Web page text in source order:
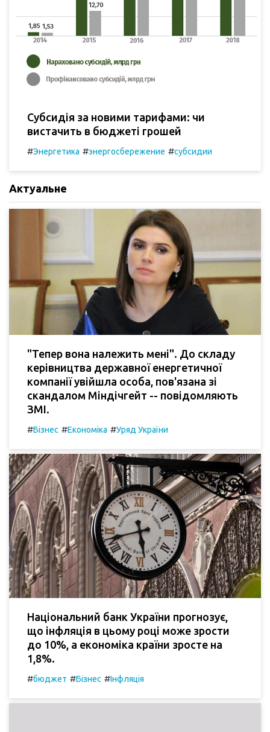
Субсидія за новими тарифами: чи
вистачить в бюджеті грошей
#Энергетика #энергосбережение #субсидии
Актуальне
"Тепер вона належить мені". До складу
керівництва державної енергетичної
компанії увійшла особа, пов'язана зі
скандалом Міндічгейт -- повідомляють
ЗМІ.
#Бізнес #Економіка #Уряд України
Національний банк України прогнозує,
що інфляція в цьому році може зрости
до 10%, а економіка країни зросте на
1,8%.
#бюджет #Бізнес #Інфляція